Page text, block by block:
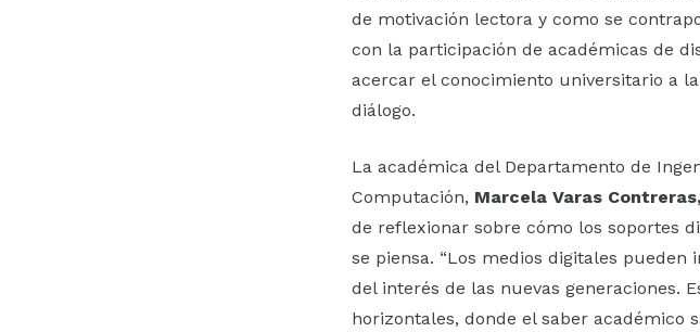
de motivación lectora y como se
con la participación de académicas de
acercar el conocimiento universitario a
diálogo.
La académica del Departamento de
Computación, Marcela Varas Contreras,
de reflexionar sobre cómo los soportes
se piensa. “Los medios digitales
del interés de las nuevas generaciones.
horizontales, donde el saber académico